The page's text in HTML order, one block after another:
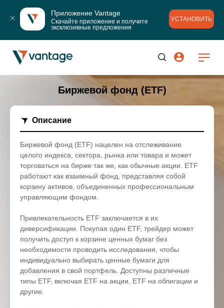
Приложение Vantage
Скачайте приложение и получите
эксклюзивные предложения
УСТАНОВИТЬ
Биржевой фонд (ETF)
Описание
Биржевой фонд (ETF) нацелен на отслеживание
целого индекса, сектора, рынка или товара и может
торговаться на бирже так же, как обычные акции. ETF
работают как взаимный фонд, представляя собой
корзину активов, объединенных профессиональным
управляющим фондом.
Привлекательность ETF заключается в их
диверсификации. Покупая один ETF, трейдер может
получить доступ к корзине ценных бумаг без
необходимости проводить исследования, чтобы
индивидуально выбирать ценные бумаги для
добавления в свой портфель. Доступны различные
типы ETF, включая ETF на акции, ETF на облигации и
другие.